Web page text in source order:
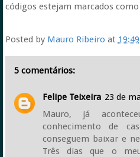
códigos estejam marcados
Posted by Mauro Ribeiro at 19:49
5 comentários:
Felipe Teixeira 23 de
Mauro, já
conhecimento de
conseguem baixar e
Três dias que o